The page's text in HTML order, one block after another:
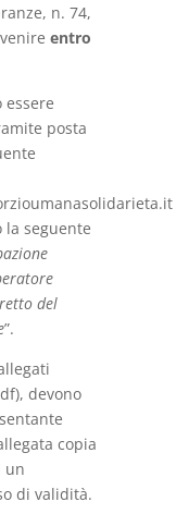
n. 74,
entro
essere
posta
la seguente
del
”.
devono
copia
un
di validità.